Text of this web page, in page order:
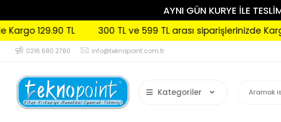
AYNI GÜN KURYE İLE
TL 300 TL ve 599 TL arası siparişlerinizde Kargo
0216 680 2780 info@teknopoint.com.tr
Kategoriler